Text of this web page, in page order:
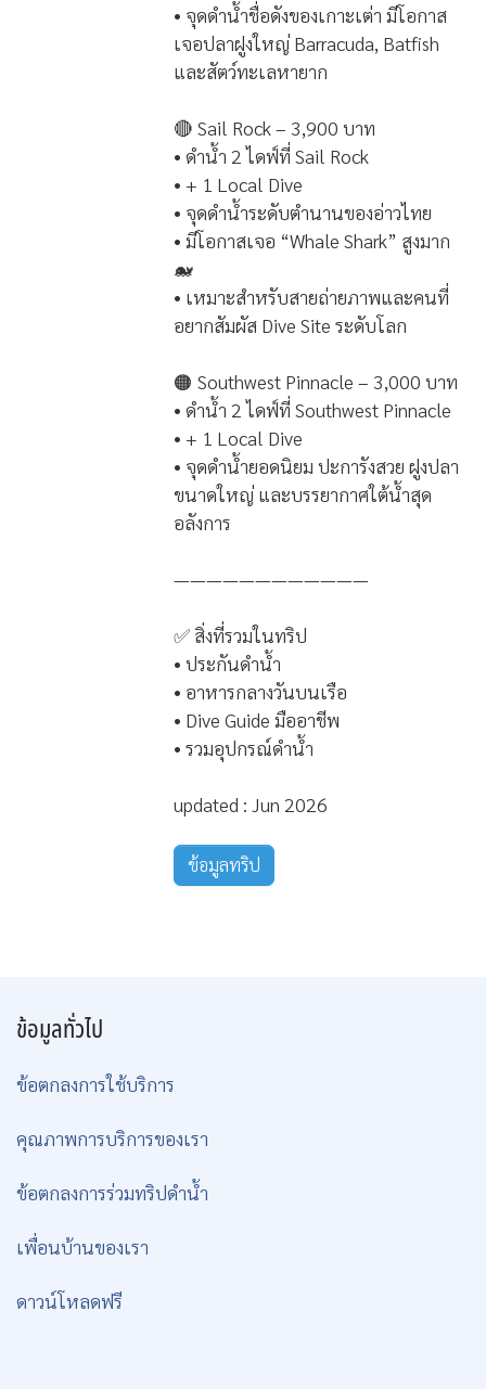
• จุดดำน้ำชื่อดังของเกาะเต่า มีโอกาส
เจอปลาฝูงใหญ่ Barracuda, Batfish
และสัตว์ทะเลหายาก
🔴 Sail Rock – 3,900 บาท
• ดำน้ำ 2 ไดฟ์ที่ Sail Rock
• + 1 Local Dive
• จุดดำน้ำระดับตำนานของอ่าวไทย
• มีโอกาสเจอ “Whale Shark” สูงมาก
🐋
• เหมาะสำหรับสายถ่ายภาพและคนที่
อยากสัมผัส Dive Site ระดับโลก
🟠 Southwest Pinnacle – 3,000 บาท
• ดำน้ำ 2 ไดฟ์ที่ Southwest Pinnacle
• + 1 Local Dive
• จุดดำน้ำยอดนิยม ปะการังสวย ฝูงปลา
ขนาดใหญ่ และบรรยากาศใต้น้ำสุด
อลังการ
————————————
✅ สิ่งที่รวมในทริป
• ประกันดำน้ำ
• อาหารกลางวันบนเรือ
• Dive Guide มืออาชีพ
• รวมอุปกรณ์ดำน้ำ
updated : Jun 2026
ข้อมูลทริป
ข้อมูลทั่วไป
ข้อตกลงการใช้บริการ
คุณภาพการบริการของเรา
ข้อตกลงการร่วมทริปดำน้ำ
เพื่อนบ้านของเรา
ดาวน์โหลดฟรี